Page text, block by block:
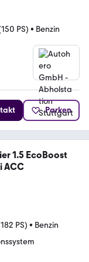
PS) • Benzin
Parken
1.5 EcoBoost
ACC
PS) • Benzin